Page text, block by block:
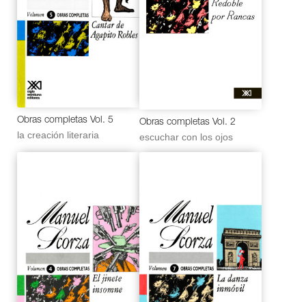
Obras completas Vol. 5
la creación literaria
Obras completas Vol. 2
escuchar con los ojos